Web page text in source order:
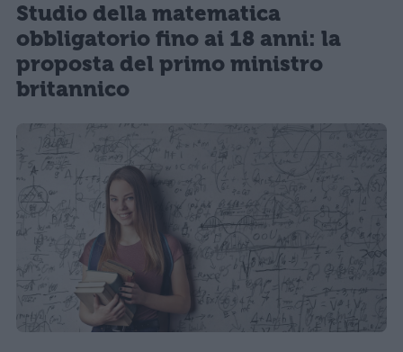
Studio della matematica
obbligatorio fino ai 18 anni: la
proposta del primo ministro
britannico